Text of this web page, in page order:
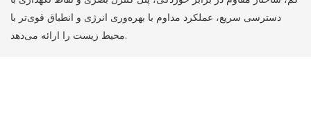
دسترسی سریع، عملکرد مداوم با بهره‌وری انرژی و انطباق قوی‌تر با
محیط زیست را ارائه می‌دهد.